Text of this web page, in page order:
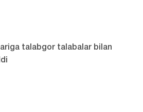
talabgor talabalar bilan